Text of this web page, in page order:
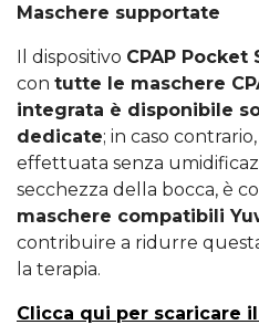
Maschere supportate
Il dispositivo CPAP Pocket
con tutte le maschere
integrata è disponibile
dedicate; in caso
effettuata senza
secchezza della bocca, è
maschere compatibili
contribuire a ridurre
la terapia.
Clicca qui per scaricare